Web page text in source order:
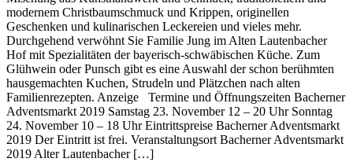
modernem Christbaumschmuck und Krippen, originellen
Geschenken und kulinarischen Leckereien und vieles mehr.
Durchgehend verwöhnt Sie Familie Jung im Alten Lautenbacher
Hof mit Spezialitäten der bayerisch-schwäbischen Küche. Zum
Glühwein oder Punsch gibt es eine Auswahl der schon berühmten
hausgemachten Kuchen, Strudeln und Plätzchen nach alten
Familienrezepten. Anzeige Termine und Öffnungszeiten Bacherner
Adventsmarkt 2019 Samstag 23. November 12 – 20 Uhr Sonntag
24. November 10 – 18 Uhr Eintrittspreise Bacherner Adventsmarkt
2019 Der Eintritt ist frei. Veranstaltungsort Bacherner Adventsmarkt
2019 Alter Lautenbacher […]